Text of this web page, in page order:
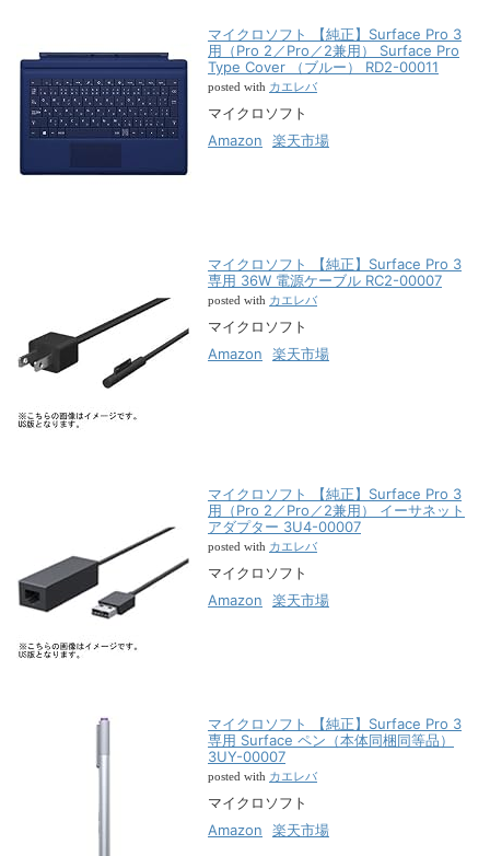
マイクロソフト 【純正】Surface Pro 3
用（Pro 2／Pro／2兼用） Surface Pro
Type Cover （ブルー） RD2-00011
posted with カエレバ
マイクロソフト
Amazon
楽天市場
マイクロソフト 【純正】Surface Pro 3
専用 36W 電源ケーブル RC2-00007
posted with カエレバ
マイクロソフト
Amazon
楽天市場
マイクロソフト 【純正】Surface Pro 3
用（Pro 2／Pro／2兼用） イーサネット
アダプター 3U4-00007
posted with カエレバ
マイクロソフト
Amazon
楽天市場
マイクロソフト 【純正】Surface Pro 3
専用 Surface ペン（本体同梱同等品）
3UY-00007
posted with カエレバ
マイクロソフト
Amazon
楽天市場